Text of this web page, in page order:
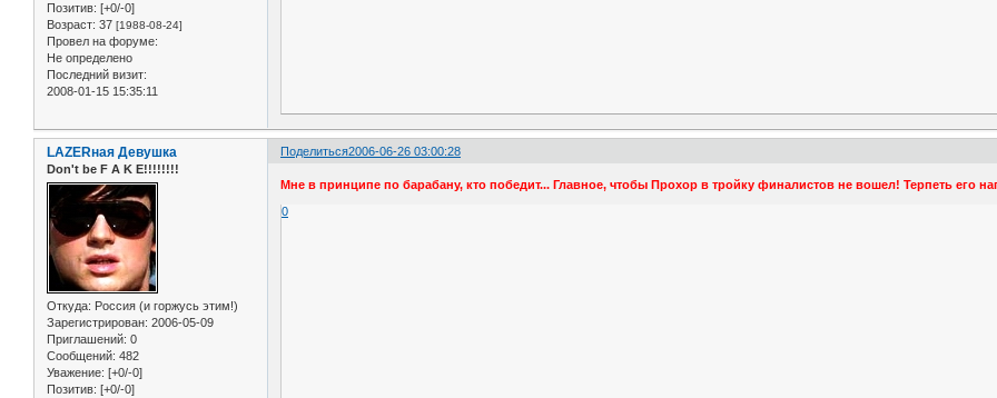
Позитив: [+0/-0]
Возраст: 37 [1988-08-24]
Провел на форуме:
Не определено
Последний визит:
2008-01-15 15:35:11
Поделиться2006-06-26 03:00:28
LAZERная Девушка
Don't be F A K E!!!!!!!!
Откуда: Россия (и горжусь этим!)
Зарегистрирован: 2006-05-09
Приглашений: 0
Сообщений: 482
Уважение: [+0/-0]
Позитив: [+0/-0]
Мне в принципе по барабану, кто победит... Главное, чтобы Прохор в тройку финалистов не вошел! Терпеть его
0